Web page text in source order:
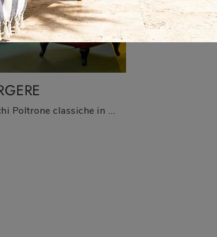
Cerchi Poltrone classiche in pelle? Clicca e scopri di più sul modello Bergere di Doimo Salotti.